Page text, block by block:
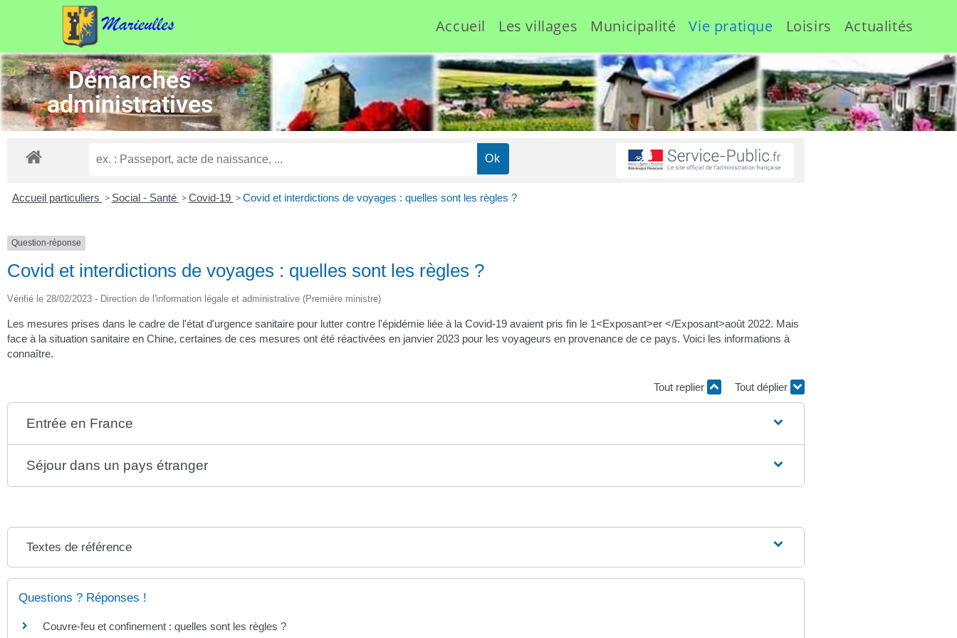
Accueil Les villages Municipalité Vie pratique Loisirs Actualités
Démarches
administratives
Accueil particuliers > Social - Santé > Covid-19 > Covid et interdictions de voyages : quelles sont les règles ?
Question-réponse
Covid et interdictions de voyages : quelles sont les règles ?
Vérifié le 28/02/2023 - Direction de l'information légale et administrative (Première ministre)
Les mesures prises dans le cadre de l'état d'urgence sanitaire pour lutter contre l'épidémie liée à la Covid-19 avaient pris fin le 1<Exposant>er </Exposant>août 2022. Mais
face à la situation sanitaire en Chine, certaines de ces mesures ont été réactivées en janvier 2023 pour les voyageurs en provenance de ce pays. Voici les informations à
connaître.
Tout replier Tout déplier
Entrée en France
Séjour dans un pays étranger
Textes de référence
Questions ? Réponses !
Couvre-feu et confinement : quelles sont les règles ?